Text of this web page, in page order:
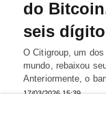
do
seis
O Citigroup, um
mundo, rebaixou
Anteriormente, o
17/03/2026 15:39